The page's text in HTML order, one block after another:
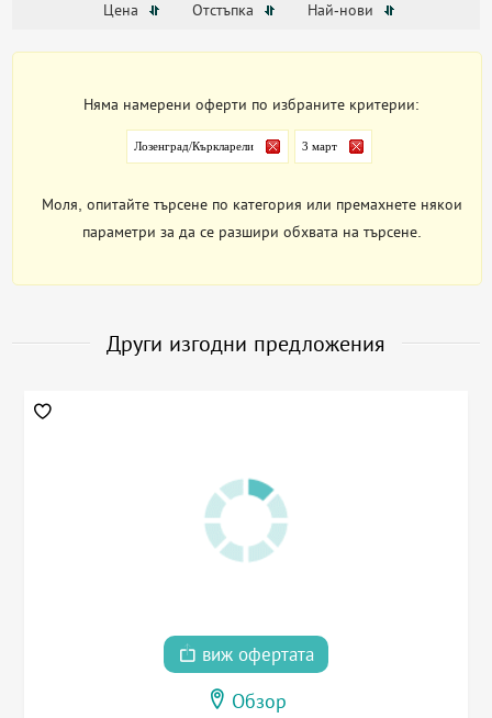
Цена Отстъпка Най-нови
Няма намерени оферти по избраните критерии:
Лозенград/Къркларели 3 март
Моля, опитайте търсене по категория или премахнете някои
параметри за да се разшири обхвата на търсене.
Други изгодни предложения
виж офертата
Обзор